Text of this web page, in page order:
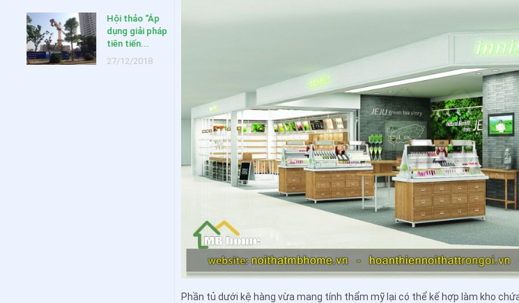
Phần tủ dưới kệ hàng vừa mang tính thẩm mỹ lại có thể kế hợp làm kho
Hội thảo “Áp
dụng giải pháp
tiên tiến...
27/12/2018